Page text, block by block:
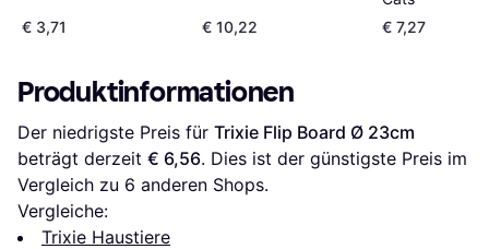
€ 3,71 € 10,22
€ 7,27
Produktinformationen
Der niedrigste Preis für Trixie Flip Board Ø 23cm
beträgt derzeit € 6,56. Dies ist der günstigste Preis im
Vergleich zu 6 anderen Shops.
Vergleiche:
Trixie Haustiere